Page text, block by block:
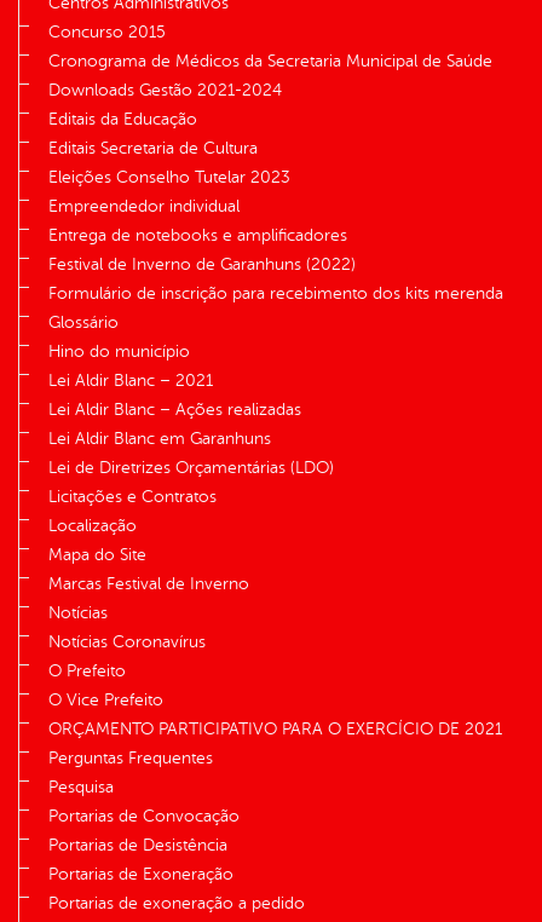
Concurso 2015
Cronograma de Médicos da Secretaria Municipal de Saúde
Downloads Gestão 2021-2024
Editais da Educação
Editais Secretaria de Cultura
Eleições Conselho Tutelar 2023
Empreendedor individual
Entrega de notebooks e amplificadores
Festival de Inverno de Garanhuns (2022)
Formulário de inscrição para recebimento dos kits merenda
Glossário
Hino do município
Lei Aldir Blanc – 2021
Lei Aldir Blanc – Ações realizadas
Lei Aldir Blanc em Garanhuns
Lei de Diretrizes Orçamentárias (LDO)
Licitações e Contratos
Localização
Mapa do Site
Marcas Festival de Inverno
Notícias
Notícias Coronavírus
O Prefeito
O Vice Prefeito
ORÇAMENTO PARTICIPATIVO PARA O EXERCÍCIO DE 2021
Perguntas Frequentes
Pesquisa
Portarias de Convocação
Portarias de Desistência
Portarias de Exoneração
Portarias de exoneração a pedido